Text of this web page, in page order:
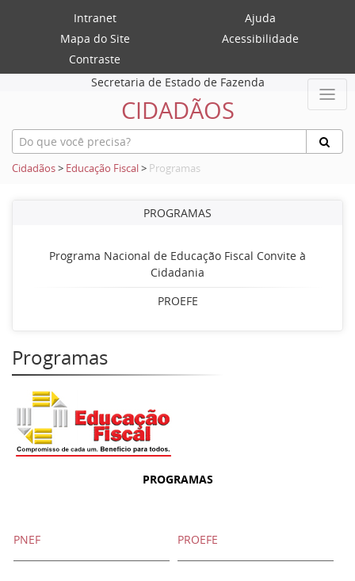
Intranet
Ajuda
Mapa do Site
Acessibilidade
Contraste
Secretaria de Estado de Fazenda
CIDADÃOS
Cidadãos> Educação Fiscal> Programas
PROGRAMAS
Programa Nacional de Educação Fiscal Convite à
Cidadania
PROEFE
Programas
PROGRAMAS
PNEF PROEFE